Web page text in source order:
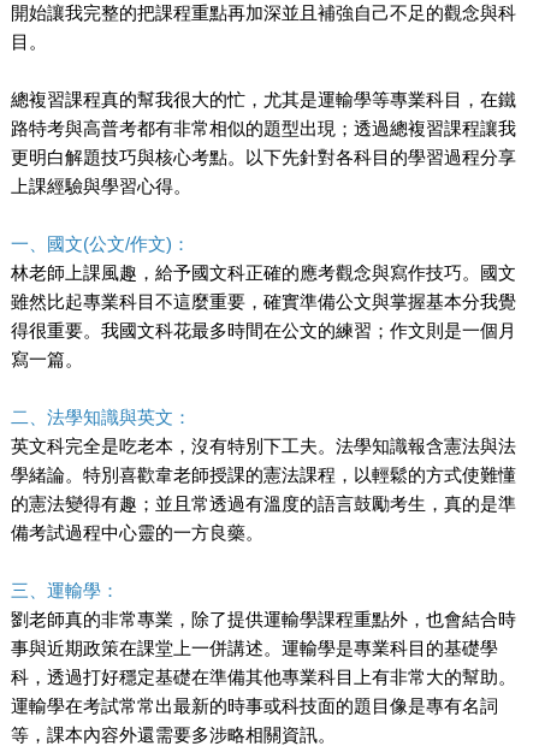
開始讓我完整的把課程重點再加深並且補強自己不足的觀念與科
目。
總複習課程真的幫我很大的忙，尤其是運輸學等專業科目，在鐵
路特考與高普考都有非常相似的題型出現；透過總複習課程讓我
更明白解題技巧與核心考點。以下先針對各科目的學習過程分享
上課經驗與學習心得。
一、國文(公文/作文)：
林老師上課風趣，給予國文科正確的應考觀念與寫作技巧。國文
雖然比起專業科目不這麼重要，確實準備公文與掌握基本分我覺
得很重要。我國文科花最多時間在公文的練習；作文則是一個月
寫一篇。
二、法學知識與英文：
英文科完全是吃老本，沒有特別下工夫。法學知識報含憲法與法
學緒論。特別喜歡韋老師授課的憲法課程，以輕鬆的方式使難懂
的憲法變得有趣；並且常透過有溫度的語言鼓勵考生，真的是準
備考試過程中心靈的一方良藥。
三、運輸學：
劉老師真的非常專業，除了提供運輸學課程重點外，也會結合時
事與近期政策在課堂上一併講述。運輸學是專業科目的基礎學
科，透過打好穩定基礎在準備其他專業科目上有非常大的幫助。
運輸學在考試常常出最新的時事或科技面的題目像是專有名詞
等，課本內容外還需要多涉略相關資訊。